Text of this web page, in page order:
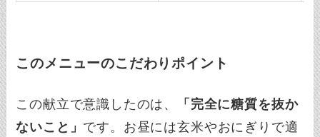
このメニューのこだわりポイント
この献立で意識したのは、
「完全に糖質を抜か
ないこと」 です。お昼には玄米やおにぎりで適